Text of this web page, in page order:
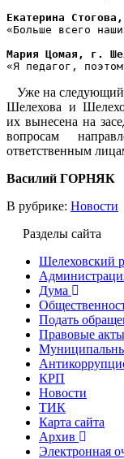
Екатерина
«Больше всего
Мария Цомая, г.
«Я педагог,
Уже на следующий
Шелехова и
их вынесена на
вопросам
ответственным
Василий ГОРНЯК
В рубрике: Новости
Разделы сайта
Шелеховский
Дума
Подать
Правовые акты
КРП
Новости
ТИК
Карта сайта
Архив
Электронная